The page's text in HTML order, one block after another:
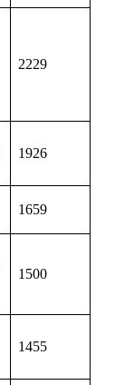
2229
1926
1659
1500
1455